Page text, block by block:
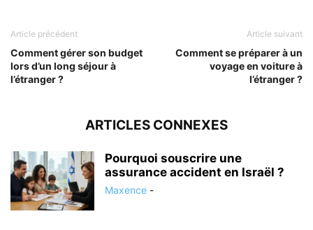
Article précédent
Comment gérer son budget
lors d’un long séjour à
l’étranger ?
Article suivant
Comment se préparer à un
voyage en voiture à
l’étranger ?
ARTICLES CONNEXES
Pourquoi souscrire une
assurance accident en Israël ?
Maxence -